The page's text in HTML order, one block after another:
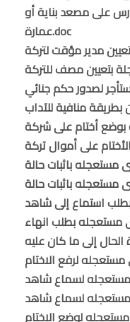
على مصعد بناية أو
عمارة.doc
لصدور حكم جنائي